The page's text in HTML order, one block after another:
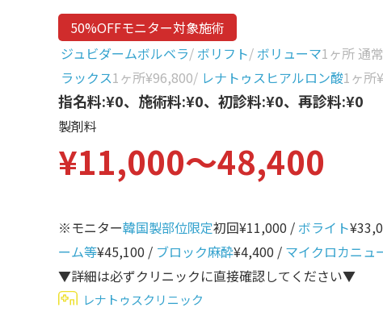
ヒアルロン酸リフトアッ
20代
30代
40代
60代
80代
90代
Region
50%OFFモニター対象施術
ジュビダームボルベラ/ ボリフト/ ボリューマ1ヶ所 通
ラックス1ヶ所¥96,800/ レナトゥスヒアルロン酸1ヶ所
指名料:¥0、施術料:¥0、初診料:¥0、再診料:¥0
製剤料
¥11,000〜48,400
※モニター韓国製部位限定初回¥11,000 / ボライト
ーム等¥45,100 / ブロック麻酔¥4,400 / マイクロカニュ
▼詳細は必ずクリニックに直接確認してください▼
レナトゥスクリニック